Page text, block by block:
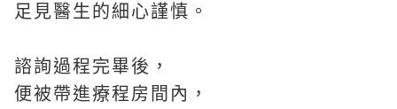
足見醫生的細心謹慎。
諮詢過程完畢後，
便被帶進療程房間內，